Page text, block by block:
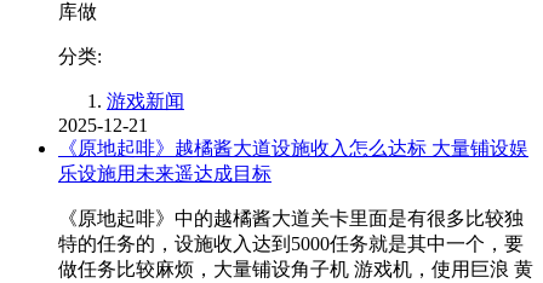
库做
分类:
游戏新闻
2025-12-21
《原地起啡》越橘酱大道设施收入怎么达标 大量铺设娱
乐设施用未来遥达成目标
《原地起啡》中的越橘酱大道关卡里面是有很多比较独
特的任务的，设施收入达到5000任务就是其中一个，要
做任务比较麻烦，大量铺设角子机 游戏机，使用巨浪 黄